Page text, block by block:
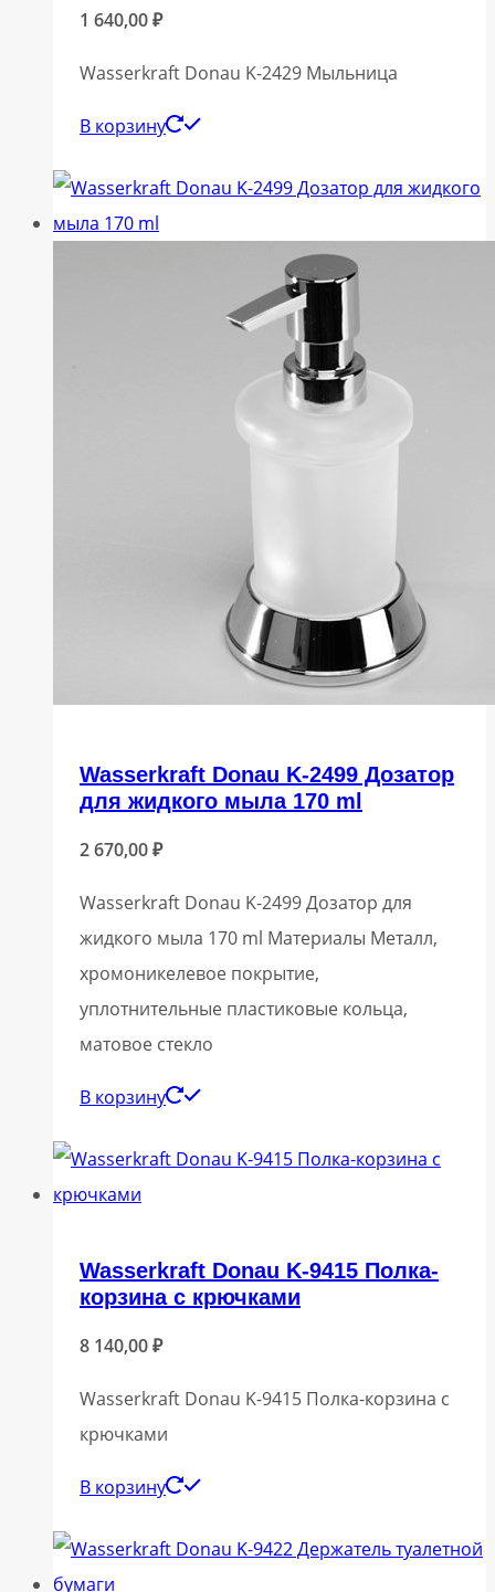
1 640,00₽
Wasserkraft Donau K-2429 Мыльница
В корзину
Wasserkraft Donau K-2499 Дозатор
для жидкого мыла 170 ml
2 670,00₽
Wasserkraft Donau K-2499 Дозатор для
жидкого мыла 170 ml Материалы Металл,
хромоникелевое покрытие,
уплотнительные пластиковые кольца,
матовое стекло
В корзину
Wasserkraft Donau K-9415 Полка-
корзина с крючками
8 140,00₽
Wasserkraft Donau K-9415 Полка-корзина с
крючками
В корзину